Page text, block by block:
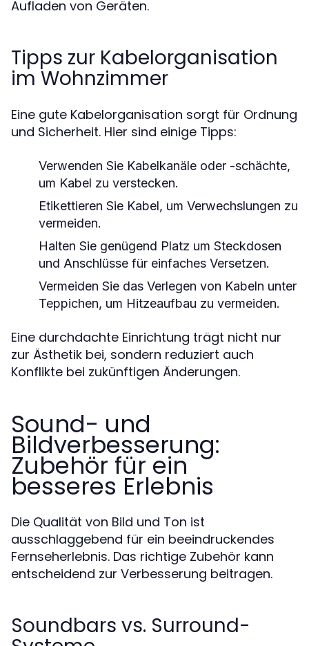
Aufladen von Geräten.
Tipps zur Kabelorganisation
im Wohnzimmer
Eine gute Kabelorganisation sorgt für Ordnung
und Sicherheit. Hier sind einige Tipps:
Verwenden Sie Kabelkanäle oder -schächte,
um Kabel zu verstecken.
Etikettieren Sie Kabel, um Verwechslungen zu
vermeiden.
Halten Sie genügend Platz um Steckdosen
und Anschlüsse für einfaches Versetzen.
Vermeiden Sie das Verlegen von Kabeln unter
Teppichen, um Hitzeaufbau zu vermeiden.
Eine durchdachte Einrichtung trägt nicht nur
zur Ästhetik bei, sondern reduziert auch
Konflikte bei zukünftigen Änderungen.
Sound- und
Bildverbesserung:
Zubehör für ein
besseres Erlebnis
Die Qualität von Bild und Ton ist
ausschlaggebend für ein beeindruckendes
Fernseherlebnis. Das richtige Zubehör kann
entscheidend zur Verbesserung beitragen.
Soundbars vs. Surround-